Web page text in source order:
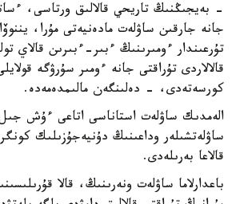
- بەيجىڭنىڭ تاريحي قالالىق ورتاسى،
جانە جارقىن ساۋلەت مادەنيەتى مۇرا،
تۇرعىندار ءومىرىنىڭ ءبىر-ءبىرىن قالاي
قالالاردى تۇراقتى جانە ءومىر سۇرۋگە
كورسەتەدى، - دەلىنگەن مالىمدەمەدە.
الەمدىك ساۋلەت استاناسى اتاعى ءۇش جىل
ساۋلەتشىلەر وداعىنىڭ دۇنيەجۇزىلىك
قالاعا بەرىلەدى.
باعدارلاما ساۋلەت ونەرىنىڭ، قالا